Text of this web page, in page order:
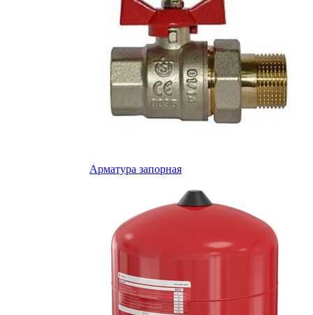
Арматура запорная